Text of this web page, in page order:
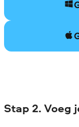
Stap 2. Voeg